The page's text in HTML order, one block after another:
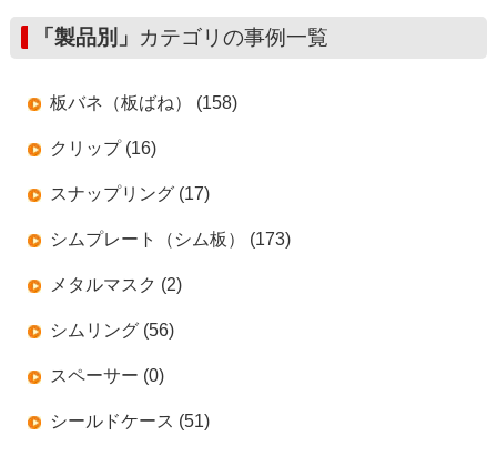
「製品別」 カテゴリの事例一覧
板バネ（板ばね） (158)
クリップ (16)
スナップリング (17)
シムプレート（シム板） (173)
メタルマスク (2)
シムリング (56)
スペーサー (0)
シールドケース (51)